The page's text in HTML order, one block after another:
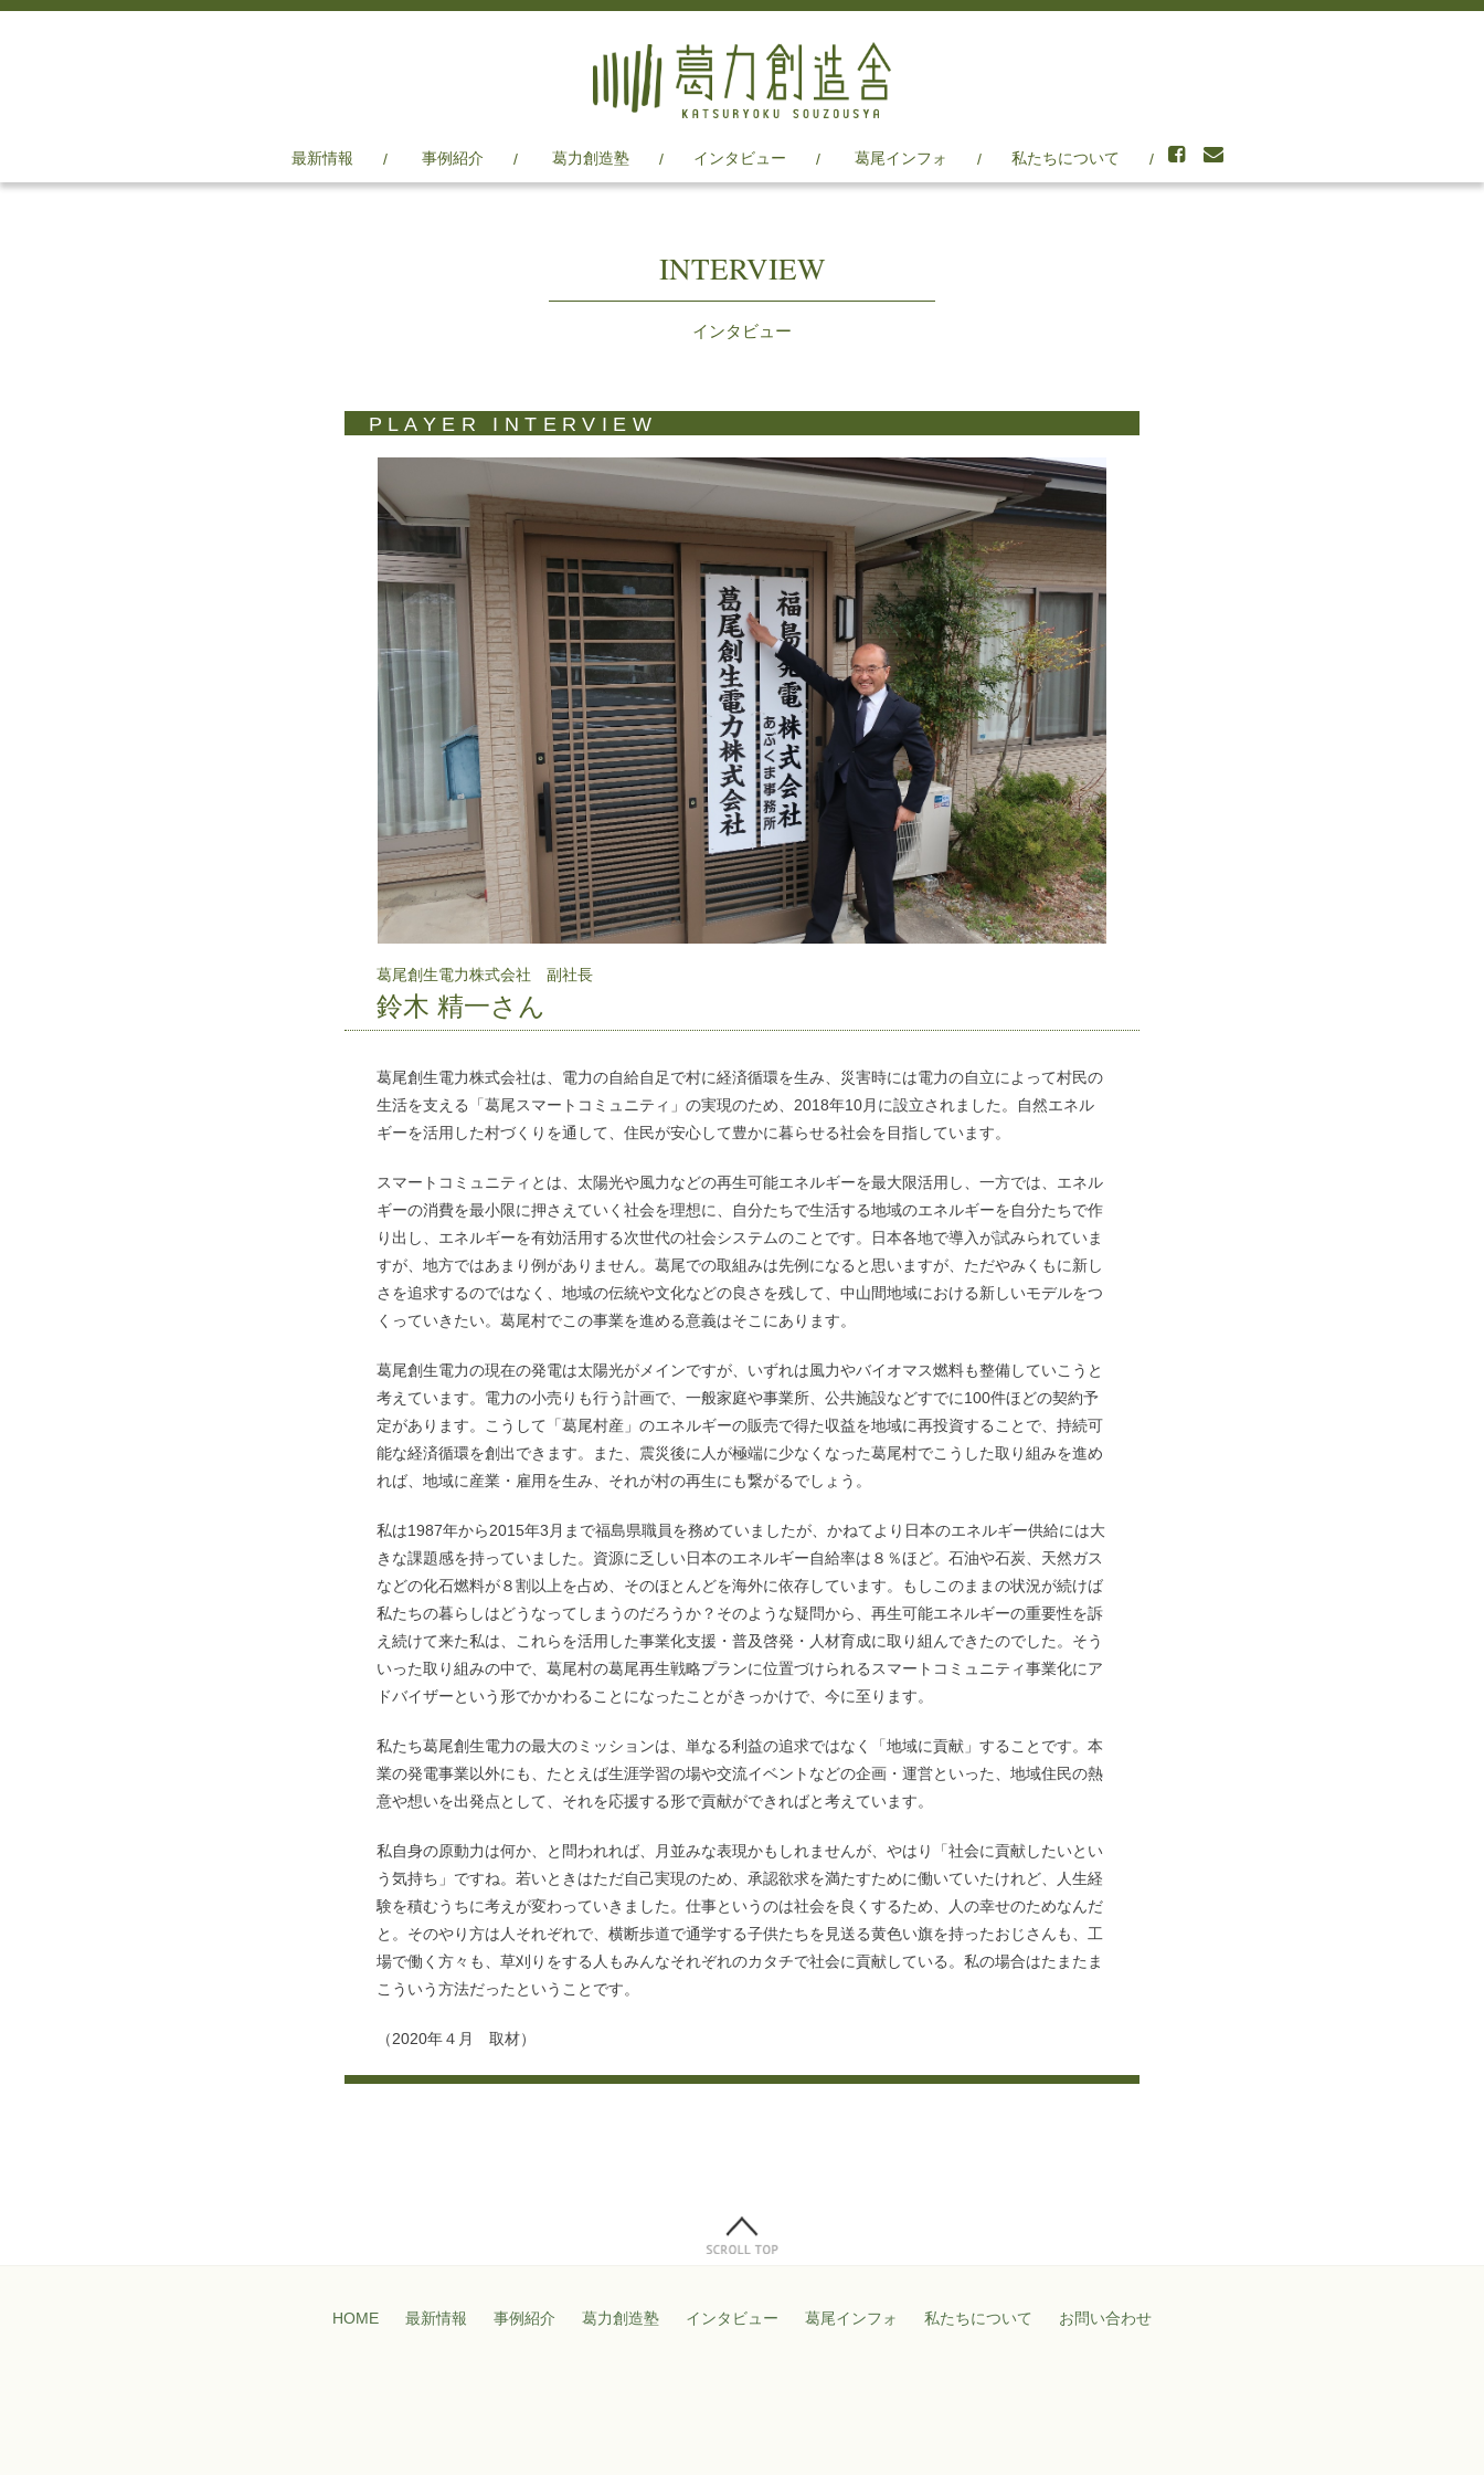
最新情報 事例紹介 葛力創造塾 インタビュー 葛尾インフォ 私たちについて
INTERVIEW
インタビュー
PLAYER INTERVIEW
葛尾創生電力株式会社 副社長
鈴木 精一さん
葛尾創生電力株式会社は、電力の自給自足で村に経済循環を生み、災害時には電力の自立によって村民の
生活を支える「葛尾スマートコミュニティ」の実現のため、2018年10月に設立されました。自然エネル
ギーを活用した村づくりを通して、住民が安心して豊かに暮らせる社会を目指しています。
スマートコミュニティとは、太陽光や風力などの再生可能エネルギーを最大限活用し、一方では、エネル
ギーの消費を最小限に押さえていく社会を理想に、自分たちで生活する地域のエネルギーを自分たちで作
り出し、エネルギーを有効活用する次世代の社会システムのことです。日本各地で導入が試みられていま
すが、地方ではあまり例がありません。葛尾での取組みは先例になると思いますが、ただやみくもに新し
さを追求するのではなく、地域の伝統や文化などの良さを残して、中山間地域における新しいモデルをつ
くっていきたい。葛尾村でこの事業を進める意義はそこにあります。
葛尾創生電力の現在の発電は太陽光がメインですが、いずれは風力やバイオマス燃料も整備していこうと
考えています。電力の小売りも行う計画で、一般家庭や事業所、公共施設などすでに100件ほどの契約予
定があります。こうして「葛尾村産」のエネルギーの販売で得た収益を地域に再投資することで、持続可
能な経済循環を創出できます。また、震災後に人が極端に少なくなった葛尾村でこうした取り組みを進め
れば、地域に産業・雇用を生み、それが村の再生にも繋がるでしょう。
私は1987年から2015年3月まで福島県職員を務めていましたが、かねてより日本のエネルギー供給には大
きな課題感を持っていました。資源に乏しい日本のエネルギー自給率は８％ほど。石油や石炭、天然ガス
などの化石燃料が８割以上を占め、そのほとんどを海外に依存しています。もしこのままの状況が続けば
私たちの暮らしはどうなってしまうのだろうか？そのような疑問から、再生可能エネルギーの重要性を訴
え続けて来た私は、これらを活用した事業化支援・普及啓発・人材育成に取り組んできたのでした。そう
いった取り組みの中で、葛尾村の葛尾再生戦略プランに位置づけられるスマートコミュニティ事業化にア
ドバイザーという形でかかわることになったことがきっかけで、今に至ります。
私たち葛尾創生電力の最大のミッションは、単なる利益の追求ではなく「地域に貢献」することです。本
業の発電事業以外にも、たとえば生涯学習の場や交流イベントなどの企画・運営といった、地域住民の熱
意や想いを出発点として、それを応援する形で貢献ができればと考えています。
私自身の原動力は何か、と問われれば、月並みな表現かもしれませんが、やはり「社会に貢献したいとい
う気持ち」ですね。若いときはただ自己実現のため、承認欲求を満たすために働いていたけれど、人生経
験を積むうちに考えが変わっていきました。仕事というのは社会を良くするため、人の幸せのためなんだ
と。そのやり方は人それぞれで、横断歩道で通学する子供たちを見送る黄色い旗を持ったおじさんも、工
場で働く方々も、草刈りをする人もみんなそれぞれのカタチで社会に貢献している。私の場合はたまたま
こういう方法だったということです。
（2020年４月 取材）
HOME 最新情報 事例紹介 葛力創造塾 インタビュー 葛尾インフォ 私たちについて お問い合わせ